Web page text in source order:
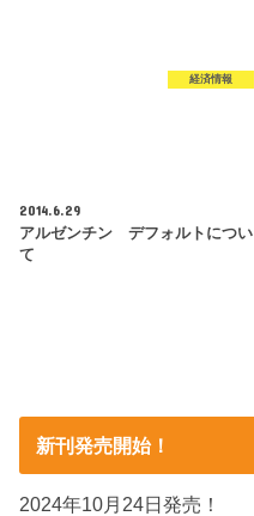
経済情報
2014.6.29
アルゼンチン デフォルトについ
て
新刊発売開始！
2024年10月24日発売！